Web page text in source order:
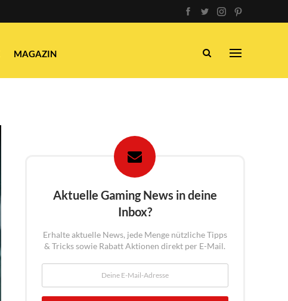
MAGAZIN
Aktuelle Gaming News in deine
Inbox?
Erhalte aktuelle News, jede Menge nützliche Tipps
& Tricks sowie Rabatt Aktionen direkt per E-Mail.